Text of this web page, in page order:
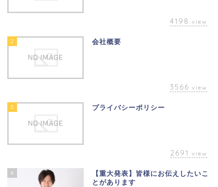
4198 view
2 会社概要
3566 view
3 プライバシーポリシー
2691 view
4
【重大発表】皆様にお伝えしたいこ
とがあります